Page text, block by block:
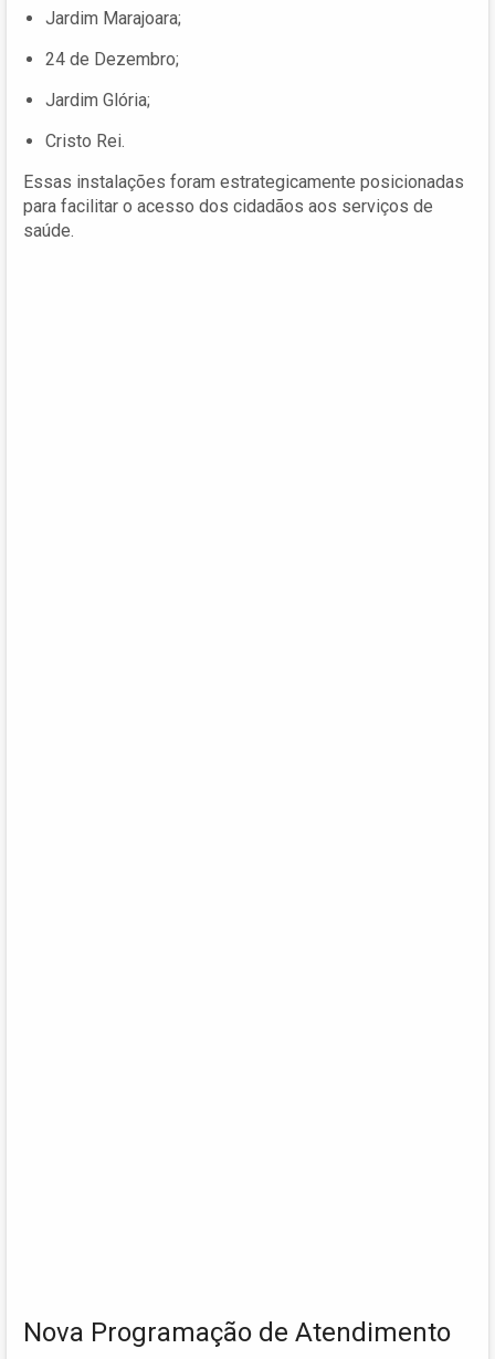
Jardim Marajoara;
24 de Dezembro;
Jardim Glória;
Cristo Rei.
Essas instalações foram estrategicamente posicionadas
para facilitar o acesso dos cidadãos aos serviços de
saúde.
Nova Programação de Atendimento